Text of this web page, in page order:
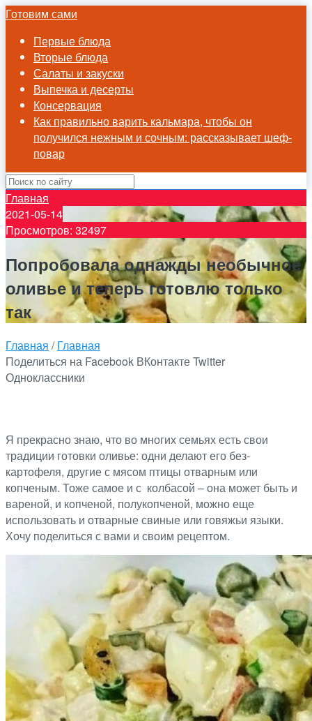
Готовим сами
Первые блюда
Вторые блюда
Салаты и закуски
Выпечка и десерты
Консервация
Как правильно варить кальмара, чтобы он
получился нежным и сочным: рассказывает шеф-
повар
Главная
2021-05-14
Просмотров: 32497
Попробовала однажды необычное
оливье и теперь готовлю только
так
Главная /Главная
Поделиться на Facebook ВКонтактеTwitter
Одноклассники
Я прекрасно знаю, что во многих семьях есть свои
традиции готовки оливье: одни делают его без-
картофеля, другие с мясом птицы отварным или
копченым. Тоже самое и с колбасой – она может быть и
вареной, и копченой, полукопченой, можно еще
использовать и отварные свиные или говяжьи языки.
Хочу поделиться с вами и своим рецептом.